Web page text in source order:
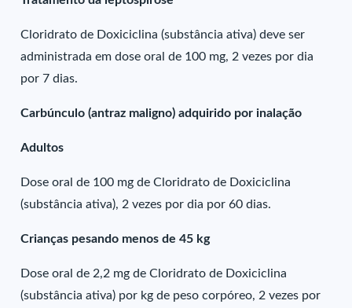
Cloridrato de Doxiciclina (substância ativa) deve ser
administrada em dose oral de 100 mg, 2 vezes por dia
por 7 dias.
Carbúnculo (antraz maligno) adquirido por inalação
Adultos
Dose oral de 100 mg de Cloridrato de Doxiciclina
(substância ativa), 2 vezes por dia por 60 dias.
Crianças pesando menos de 45 kg
Dose oral de 2,2 mg de Cloridrato de Doxiciclina
(substância ativa) por kg de peso corpóreo, 2 vezes por